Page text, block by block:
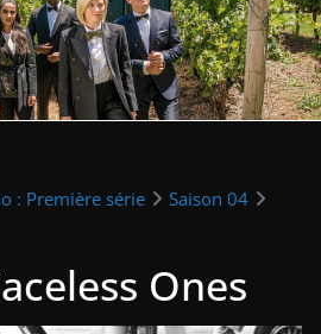
: Première série
Saison 04
Ones